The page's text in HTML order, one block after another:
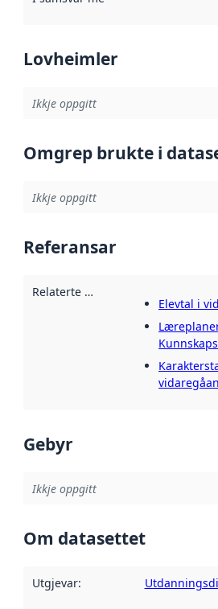
Lovheimler
Ikkje oppgitt
Omgrep brukte i
Ikkje oppgitt
Referansar
Relaterte ressursar
Elevtal i
Gebyr
Ikkje oppgitt
Om datasettet
Utgjevar: